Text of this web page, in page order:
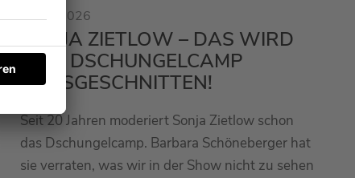
23.01.2026
SONJA ZIETLOW – DAS WIRD
BEIM DSCHUNGELCAMP
RAUSGESCHNITTEN!
Seit 20 Jahren moderiert Sonja Zietlow schon
das Dschungelcamp. Barbara Schöneberger hat
sie verraten, was wir in der Show nicht zu sehen